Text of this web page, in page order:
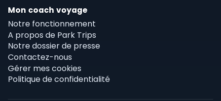
Mon coach voyage
Notre fonctionnement
A propos de Park Trips
Notre dossier de presse
Contactez-nous
Gérer mes cookies
Politique de confidentialité